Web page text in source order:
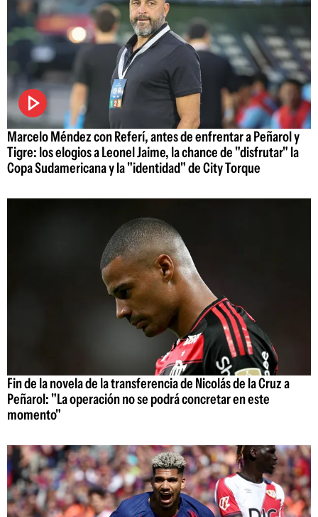
Marcelo Méndez con Referí, antes de enfrentar a Peñarol y
Tigre: los elogios a Leonel Jaime, la chance de "disfrutar" la
Copa Sudamericana y la "identidad" de City Torque
Fin de la novela de la transferencia de Nicolás de la Cruz a
Peñarol: "La operación no se podrá concretar en este
momento"